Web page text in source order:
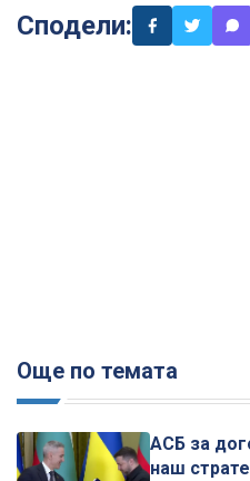
Сподели:
Още по темата
АСБ за
наш